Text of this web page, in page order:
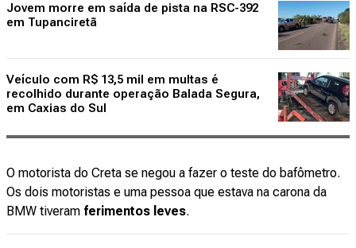
Jovem morre em saída de pista na RSC-392
em Tupanciretã
Veículo com R$ 13,5 mil em multas é
recolhido durante operação Balada Segura,
em Caxias do Sul
O motorista do Creta se negou a fazer o teste do bafômetro.
Os dois motoristas e uma pessoa que estava na carona da
BMW tiveram ferimentos leves.